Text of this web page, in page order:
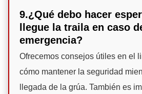
9.¿Qué debo hacer
llegue la traila en caso
emergencia?
Ofrecemos consejos útiles en el
cómo mantener la seguridad
llegada de la grúa. También es